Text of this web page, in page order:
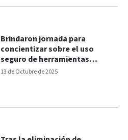
13 de Octubre de 2025
Brindaron jornada para
concientizar sobre el uso
seguro de herramientas
tecnológicas